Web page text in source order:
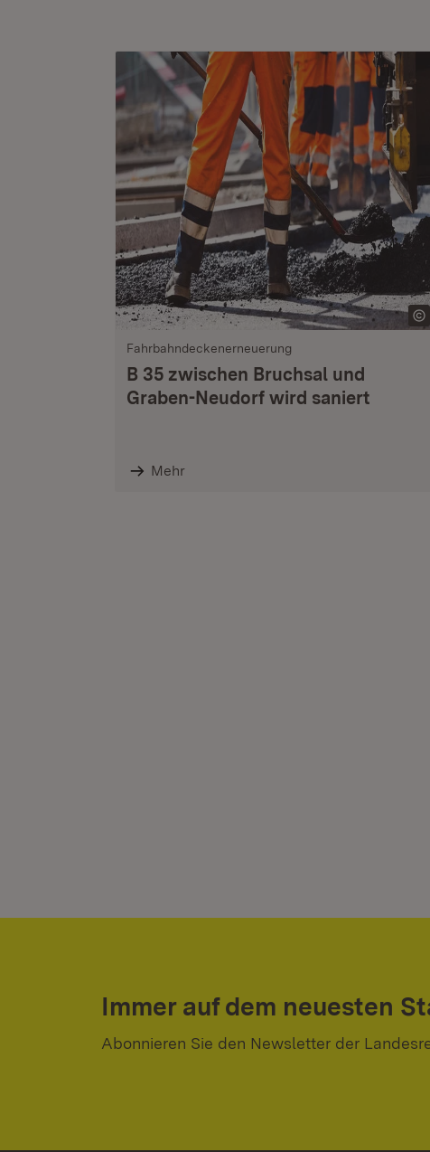
Fahrbahndeckenerneuerung
B 35 zwischen Bruchsal und
Graben-Neudorf wird saniert
Mehr
Immer auf dem neuesten
Abonnieren Sie den Newsletter der